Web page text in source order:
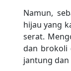
Namun,
hijau yang
serat.
dan brokoli
jantung